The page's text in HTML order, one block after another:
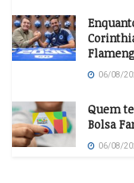
06/08/
Quem
Bolsa
06/08/